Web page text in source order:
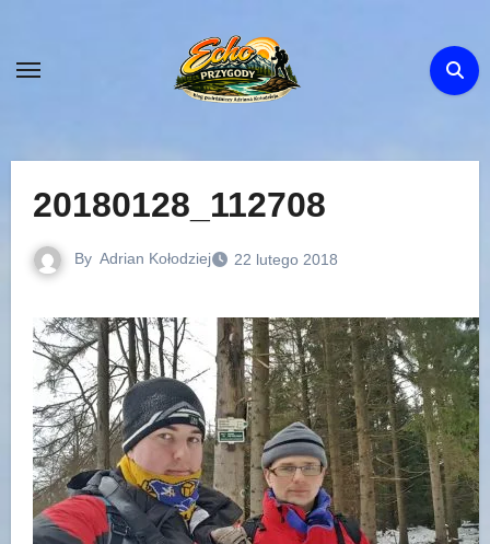
content
20180128_112708
By Adrian Kołodziej 22 lutego 2018